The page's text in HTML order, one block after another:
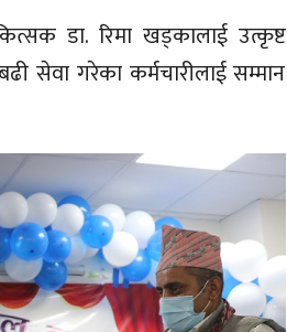
डा. रिमा खड्कालाई उत्कृष्ट
सेवा गरेका कर्मचारीलाई सम्मान